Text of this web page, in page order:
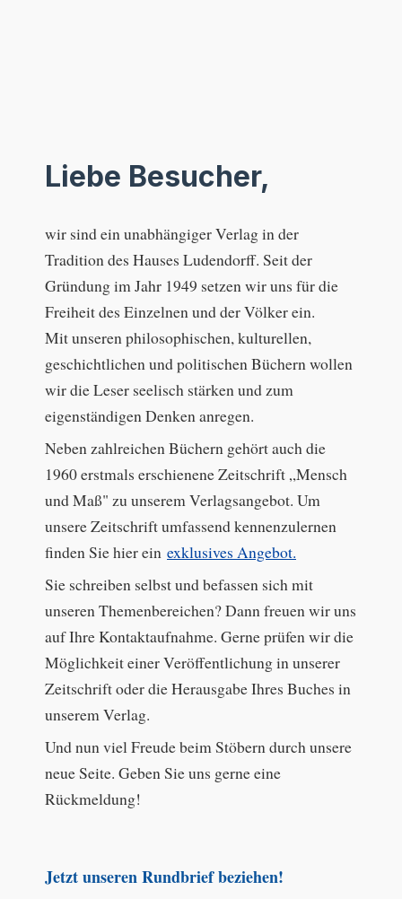
Liebe Besucher,
wir sind ein unabhängiger Verlag in der
Tradition des Hauses Ludendorff. Seit der
Gründung im Jahr 1949 setzen wir uns für die
Freiheit des Einzelnen und der Völker ein.
Mit unseren philosophischen, kulturellen,
geschichtlichen und politischen Büchern wollen
wir die Leser seelisch stärken und zum
eigenständigen Denken anregen.
Neben zahlreichen Büchern gehört auch die
1960 erstmals erschienene Zeitschrift „Mensch
und Maß" zu unserem Verlagsangebot. Um
unsere Zeitschrift umfassend kennenzulernen
finden Sie hier ein exklusives Angebot.
Sie schreiben selbst und befassen sich mit
unseren Themenbereichen? Dann freuen wir uns
auf Ihre Kontaktaufnahme. Gerne prüfen wir die
Möglichkeit einer Veröffentlichung in unserer
Zeitschrift oder die Herausgabe Ihres Buches in
unserem Verlag.
Und nun viel Freude beim Stöbern durch unsere
neue Seite. Geben Sie uns gerne eine
Rückmeldung!
Jetzt unseren Rundbrief beziehen!